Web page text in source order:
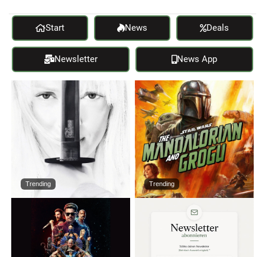
Start News Deals
Newsletter News App
Trending Trending